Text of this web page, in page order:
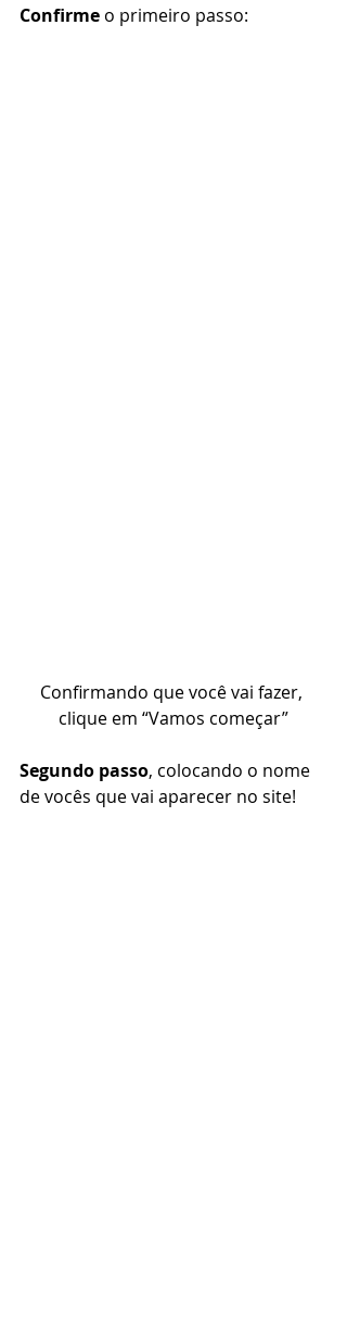
Confirme o primeiro passo:
Confirmando que você vai fazer,
clique em “Vamos começar”
Segundo passo, colocando o nome
de vocês que vai aparecer no site!